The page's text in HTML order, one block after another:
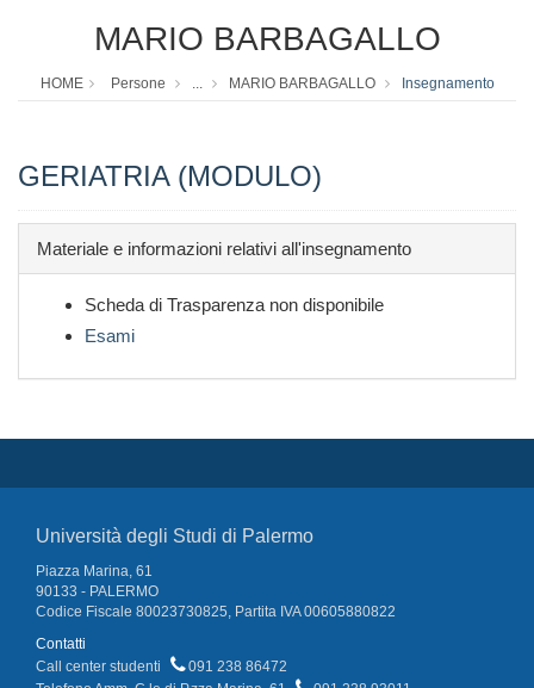
MARIO BARBAGALLO
HOME Persone ... MARIO BARBAGALLO Insegnamento
GERIATRIA (MODULO)
Materiale e informazioni relativi all'insegnamento
Scheda di Trasparenza non disponibile
Esami
Università degli Studi di Palermo
Piazza Marina, 61
90133 - PALERMO
Codice Fiscale 80023730825, Partita IVA 00605880822
Contatti
Call center studenti
091 238 86472